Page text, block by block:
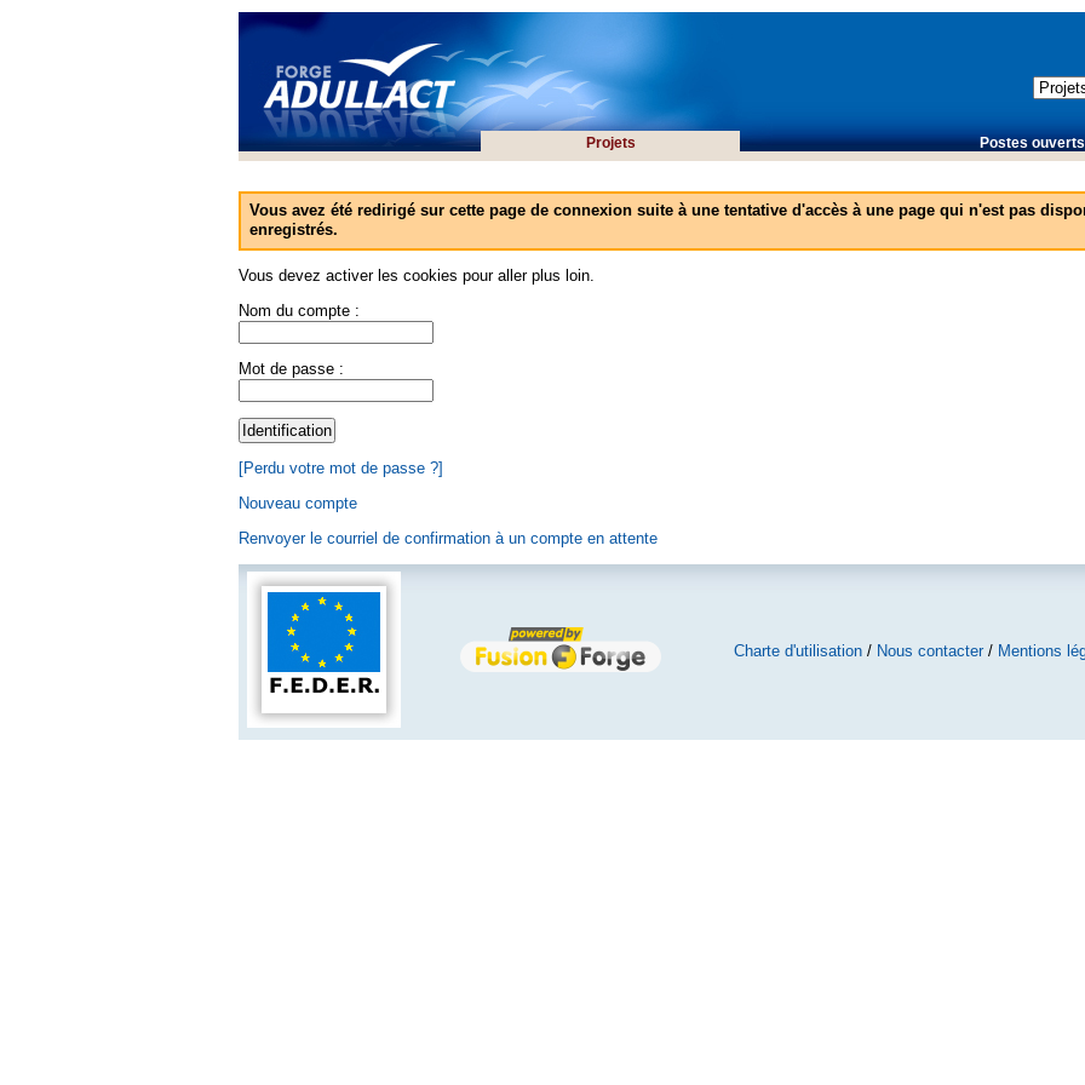
Projets Postes
Vous avez été redirigé sur cette page de connexion suite à une tentative d'accès à une page qui n'est pas
enregistrés.
Vous devez activer les cookies pour aller plus loin.
Nom du compte :
Mot de passe :
[Perdu votre mot de passe ?]
Nouveau compte
Renvoyer le courriel de confirmation à un compte en attente
Charte d'utilisation/ Nous contacter/ Mentions